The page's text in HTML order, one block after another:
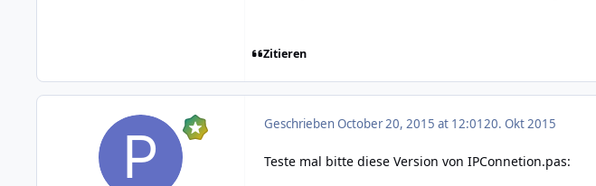
Zitieren
GeschriebenOctober 20, 2015 at 12:0120. Okt 2015
Teste mal bitte diese Version von IPConnetion.pas: